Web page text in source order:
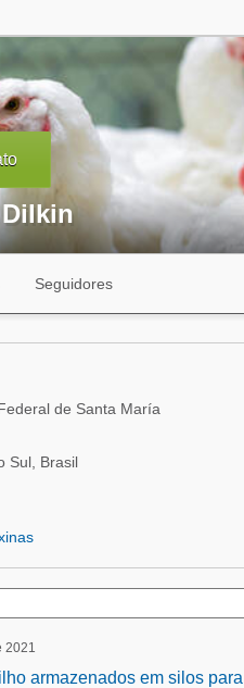
Seguidores
de Santa María
Sul, Brasil
2021
armazenados em silos